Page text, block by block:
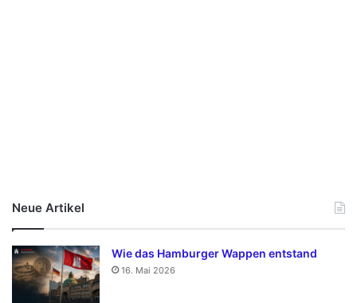
Neue Artikel
Wie das Hamburger Wappen entstand
16. Mai 2026